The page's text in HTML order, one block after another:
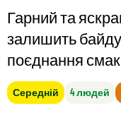
Гарний та
залишить
поєднання
Середній 4 людей